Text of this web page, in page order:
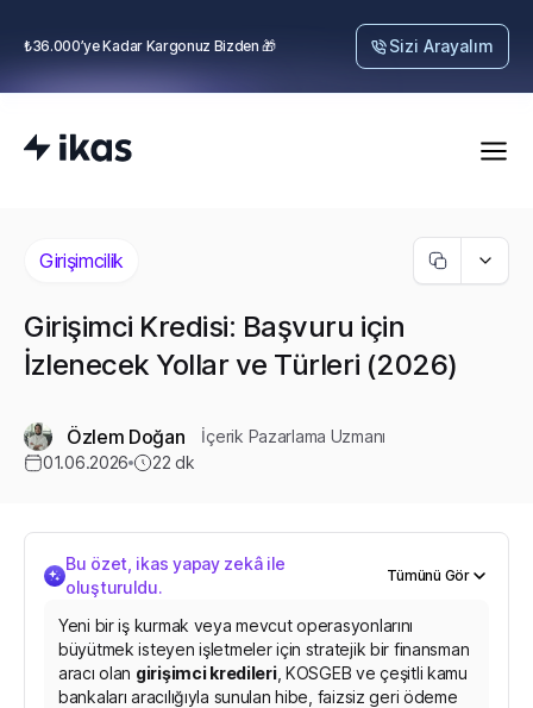
₺36.000’ye Kadar Kargonuz Bizden 🎁 Sizi Arayalım
Girişimcilik
Girişimci Kredisi: Başvuru için
İzlenecek Yollar ve Türleri (2026)
Özlem Doğan
İçerik Pazarlama Uzmanı
01.06.2026
22 dk
Bu özet, ikas yapay zekâ ile
oluşturuldu.
Tümünü Gör
Yeni bir iş kurmak veya mevcut operasyonlarını
büyütmek isteyen işletmeler için stratejik bir finansman
aracı olan girişimci kredileri, KOSGEB ve çeşitli kamu
bankaları aracılığıyla sunulan hibe, faizsiz geri ödeme